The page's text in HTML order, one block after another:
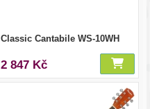
Classic Cantabile WS-10WH
2 847 Kč